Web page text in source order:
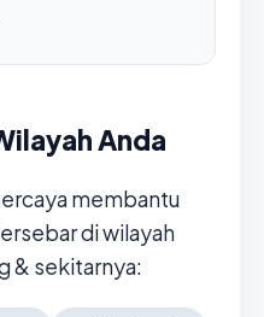
Anda
membantu
di wilayah
& sekitarnya: